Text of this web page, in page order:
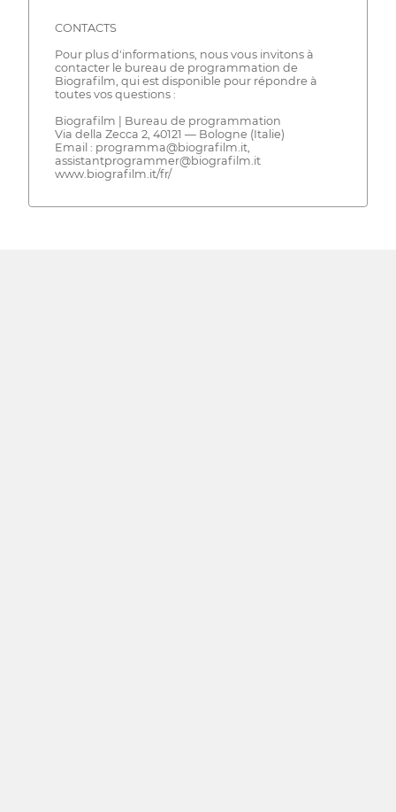
CONTACTS
Pour plus d'informations, nous vous invitons à
contacter le bureau de programmation de
Biografilm, qui est disponible pour répondre à
toutes vos questions :
Biografilm | Bureau de programmation
Via della Zecca 2, 40121 — Bologne (Italie)
Email : programma@biografilm.it,
assistantprogrammer@biografilm.it
www.biografilm.it/fr/